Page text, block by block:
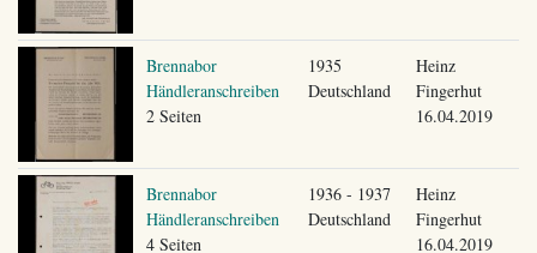
Brennabor
Händleranschreiben
2 Seiten
1935
Deutschland
Heinz
Fingerhut
16.04.2019
Brennabor
Händleranschreiben
4 Seiten
1936 - 1937
Deutschland
Heinz
Fingerhut
16.04.2019